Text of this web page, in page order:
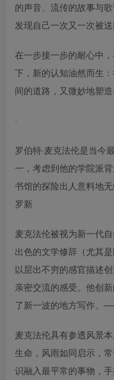
的声音、流传的故事与
发现自己一次又一次被送
在一步接一步的耐心中
下，新的认知油然而生
间的道路，又微妙地塑造
·
罗伯特·麦克法伦是当今
一，考虑到他的学院派
书馆的探险出人意料地
罗新
麦克法伦被视为新一代
出色的文学修辞（尤其
以层出不穷的感官描述
亲密交流的感受。他创
了新一波的地方写作。
麦克法伦具有参透风景
生命，风雨如同启示，
识融入最平常的事物，